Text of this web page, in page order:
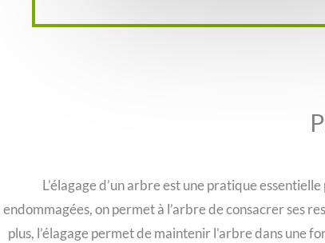
L’élagage d’un arbre est une pratique
endommagées, on permet à l’arbre de consacrer ses
plus, l’élagage permet de maintenir l’arbre dans une